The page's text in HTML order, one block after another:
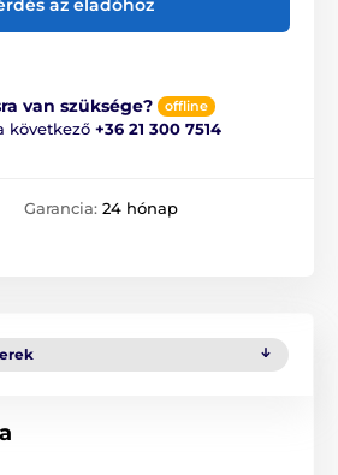
az eladóhoz
van szüksége? offline
következő +36 21 300 7514
Garancia: 24 hónap